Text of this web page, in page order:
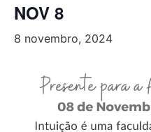
NOV 8
8 novembro, 2024